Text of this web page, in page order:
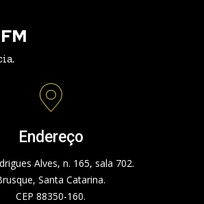
Endereço
Alves, n. 165, sala 702.
Santa Catarina.
CEP 88350-160.